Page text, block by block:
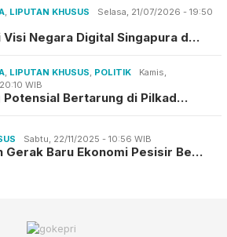
, LIPUTAN KHUSUS
Selasa, 21/07/2026 - 19:50
Visi Negara Digital Singapura d…
, LIPUTAN KHUSUS, POLITIK
Kamis,
WIB
Potensial Bertarung di Pilkad…
Sabtu, 22/11/2025 - 10:56 WIB
Gerak Baru Ekonomi Pesisir Be…